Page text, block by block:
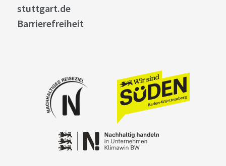
stuttgart.de
Barrierefreiheit